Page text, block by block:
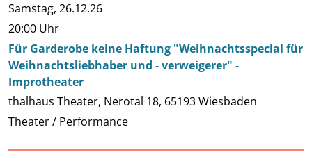
Samstag, 26.12.26
20:00 Uhr
Für Garderobe keine Haftung "Weihnachtsspecial für
Weihnachtsliebhaber und - verweigerer" -
Improtheater
thalhaus Theater, Nerotal 18, 65193 Wiesbaden
Theater / Performance